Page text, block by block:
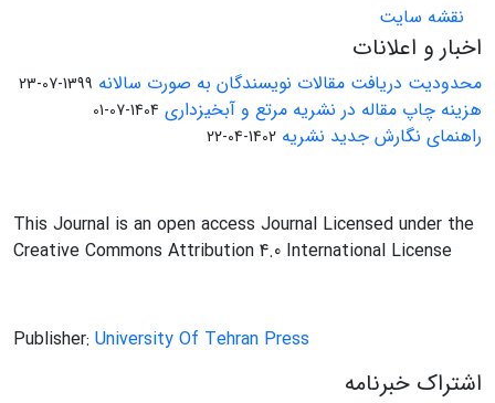
نقشه سایت
اخبار و اعلانات
محدودیت دریافت مقالات نویسندگان به صورت سالانه 1399-07-23
هزینه چاپ مقاله در نشریه مرتع و آبخیزداری 1404-07-01
راهنمای نگارش جدید نشریه 1402-04-22
This Journal is an open access Journal Licensed under the
Creative Commons Attribution 4.0 International License
Publisher: University Of Tehran Press
اشتراک خبرنامه